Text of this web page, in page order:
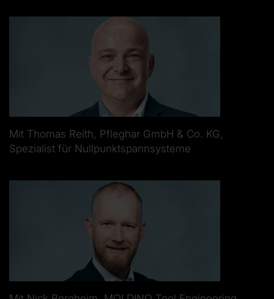
Mit Thomas Reith, Pfleghar GmbH & Co. KG,
Spezialist für Nullpunktspannsysteme